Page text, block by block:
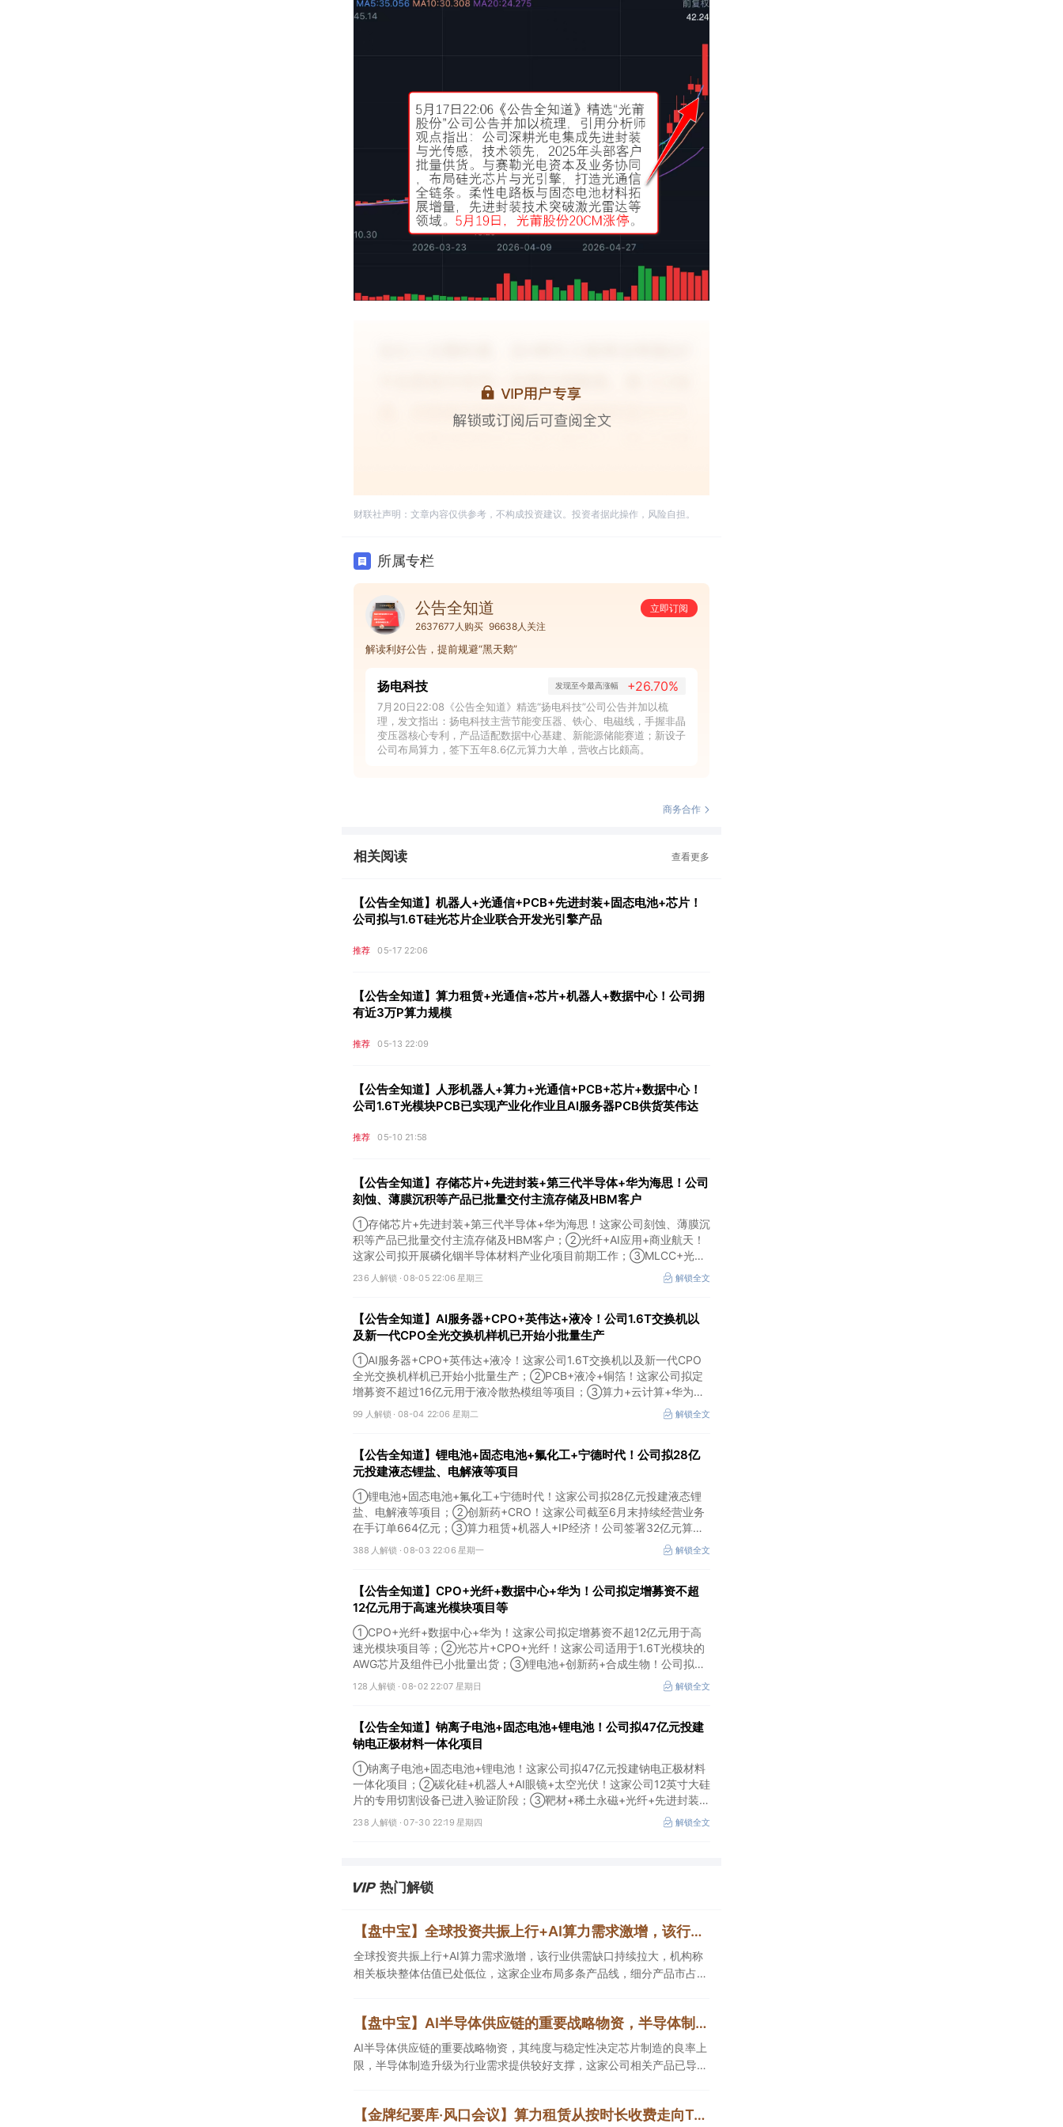
财联社声明：文章内容仅供参考，不构成投资建议。投资者据此操作，风险自担。
所属专栏
公告全知道
立即订阅
2637677人购买 96638人关注
解读利好公告，提前规避“黑天鹅”
扬电科技 发现至今最高涨幅 +26.70%
7月20日22:08《公告全知道》精选“扬电科技”公司公告并加以梳
理，发文指出：扬电科技主营节能变压器、铁心、电磁线，手握非晶
变压器核心专利，产品适配数据中心基建、新能源储能赛道；新设子
公司布局算力，签下五年8.6亿元算力大单，营收占比颇高。
商务合作
相关阅读 查看更多
【公告全知道】机器人+光通信+PCB+先进封装+固态电池+芯片！
公司拟与1.6T硅光芯片企业联合开发光引擎产品
推荐 05-17 22:06
【公告全知道】算力租赁+光通信+芯片+机器人+数据中心！公司拥
有近3万P算力规模
推荐 05-13 22:09
【公告全知道】人形机器人+算力+光通信+PCB+芯片+数据中心！
公司1.6T光模块PCB已实现产业化作业且AI服务器PCB供货英伟达
推荐 05-10 21:58
【公告全知道】存储芯片+先进封装+第三代半导体+华为海思！公司
刻蚀、薄膜沉积等产品已批量交付主流存储及HBM客户
①存储芯片+先进封装+第三代半导体+华为海思！这家公司刻蚀、薄膜沉
积等产品已批量交付主流存储及HBM客户；②光纤+AI应用+商业航天！
这家公司拟开展磷化铟半导体材料产业化项目前期工作；③MLCC+光模
块+商业航天+军工！公司拟定增募资不超3亿元用于MLCC相关项目。
236 人解锁 ·08-05 22:06 星期三 解锁全文
【公告全知道】AI服务器+CPO+英伟达+液冷！公司1.6T交换机以
及新一代CPO全光交换机样机已开始小批量生产
①AI服务器+CPO+英伟达+液冷！这家公司1.6T交换机以及新一代CPO
全光交换机样机已开始小批量生产；②PCB+液冷+铜箔！这家公司拟定
增募资不超过16亿元用于液冷散热模组等项目；③算力+云计算+华为鲲
鹏！公司签署超46亿元算力服务合同。
99 人解锁 · 08-04 22:06 星期二 解锁全文
【公告全知道】锂电池+固态电池+氟化工+宁德时代！公司拟28亿
元投建液态锂盐、电解液等项目
①锂电池+固态电池+氟化工+宁德时代！这家公司拟28亿元投建液态锂
盐、电解液等项目；②创新药+CRO！这家公司截至6月末持续经营业务
在手订单664亿元；③算力租赁+机器人+IP经济！公司签署32亿元算力
服务合同。
388 人解锁 ·08-03 22:06 星期一 解锁全文
【公告全知道】CPO+光纤+数据中心+华为！公司拟定增募资不超
12亿元用于高速光模块项目等
①CPO+光纤+数据中心+华为！这家公司拟定增募资不超12亿元用于高
速光模块项目等；②光芯片+CPO+光纤！这家公司适用于1.6T光模块的
AWG芯片及组件已小批量出货；③锂电池+创新药+合成生物！公司拟定
增募资不超过7亿元以切入半导体供应链。
128 人解锁 ·08-02 22:07 星期日 解锁全文
【公告全知道】钠离子电池+固态电池+锂电池！公司拟47亿元投建
钠电正极材料一体化项目
①钠离子电池+固态电池+锂电池！这家公司拟47亿元投建钠电正极材料
一体化项目；②碳化硅+机器人+AI眼镜+太空光伏！这家公司12英寸大硅
片的专用切割设备已进入验证阶段；③靶材+稀土永磁+光纤+先进封装！
公司12英寸高纯钽靶材在先进存储领域通过验证并大批量应用。
238 人解锁 ·07-30 22:19 星期四 解锁全文
热门解锁
【盘中宝】全球投资共振上行+AI算力需求激增，该行业供需缺口持续拉大，机构称相关板块整体估值已处低位，这家企业细分产品市占率第一
全球投资共振上行+AI算力需求激增，该行业供需缺口持续拉大，机构称
相关板块整体估值已处低位，这家企业布局多条产品线，细分产品市占率
【盘中宝】AI半导体供应链的重要战略物资，半导体制造升级为行业需求提供较好支撑，这家公司相关产品已导入头部半导体企业
AI半导体供应链的重要战略物资，其纯度与稳定性决定芯片制造的良率上
限，半导体制造升级为行业需求提供较好支撑，这家公司相关产品已导入
【金牌纪要库·风口会议】算力租赁从按时长收费走向Token分成，AI算力中心的利润模型与产业链边界正在重构